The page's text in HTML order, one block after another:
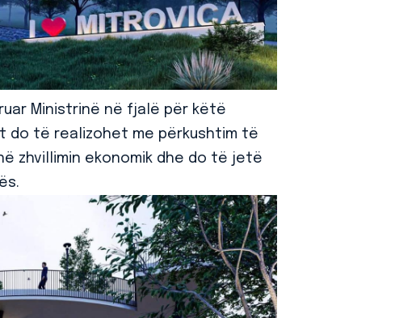
Ministrinë në fjalë për këtë
do të realizohet me përkushtim të
zhvillimin ekonomik dhe do të jetë